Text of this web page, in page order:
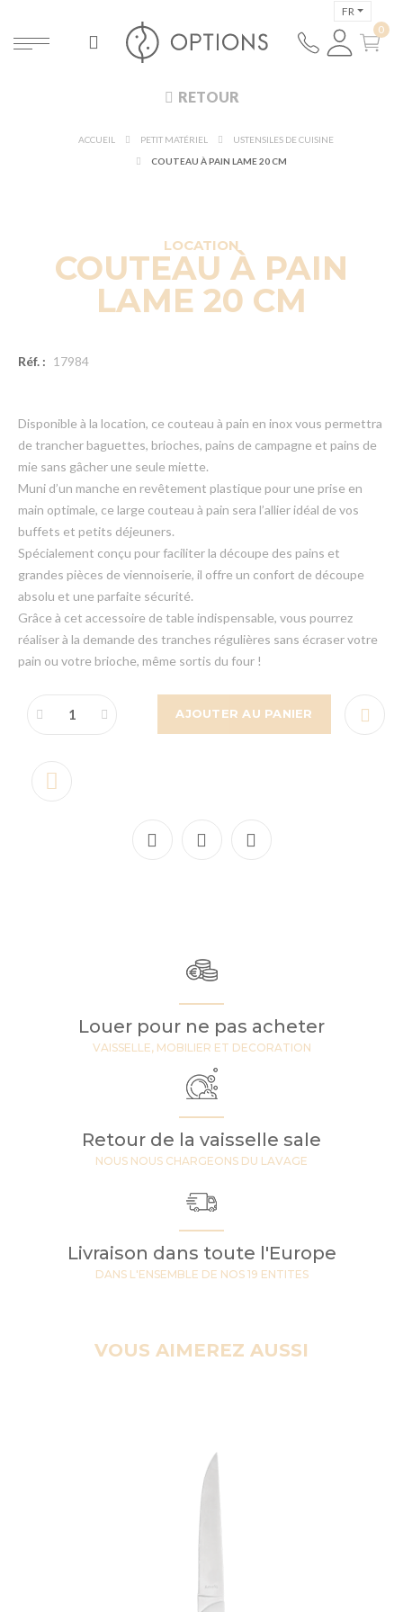
FR
RETOUR
ACCUEIL PETIT MATÉRIEL
USTENSILES DE CUISINE
COUTEAU À PAIN LAME 20 CM
LOCATION
COUTEAU À PAIN
LAME 20 CM
Réf. : 17984
Disponible à la location, ce couteau à pain en inox vous permettra
de trancher baguettes, brioches, pains de campagne et pains de
mie sans gâcher une seule miette.
Muni d’un manche en revêtement plastique pour une prise en
main optimale, ce large couteau à pain sera l’allier idéal de vos
buffets et petits déjeuners.
Spécialement conçu pour faciliter la découpe des pains et
grandes pièces de viennoiserie, il offre un confort de découpe
absolu et une parfaite sécurité.
Grâce à cet accessoire de table indispensable, vous pourrez
réaliser à la demande des tranches régulières sans écraser votre
pain ou votre brioche, même sortis du four !
AJOUTER AU PANIER
Louer pour ne pas acheter
VAISSELLE, MOBILIER ET DECORATION
Retour de la vaisselle sale
NOUS NOUS CHARGEONS DU LAVAGE
Livraison dans toute l'Europe
DANS L'ENSEMBLE DE NOS 19 ENTITES
VOUS AIMEREZ AUSSI